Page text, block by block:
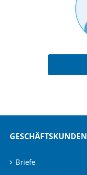
GESCHÄFTSKUNDEN
Briefe